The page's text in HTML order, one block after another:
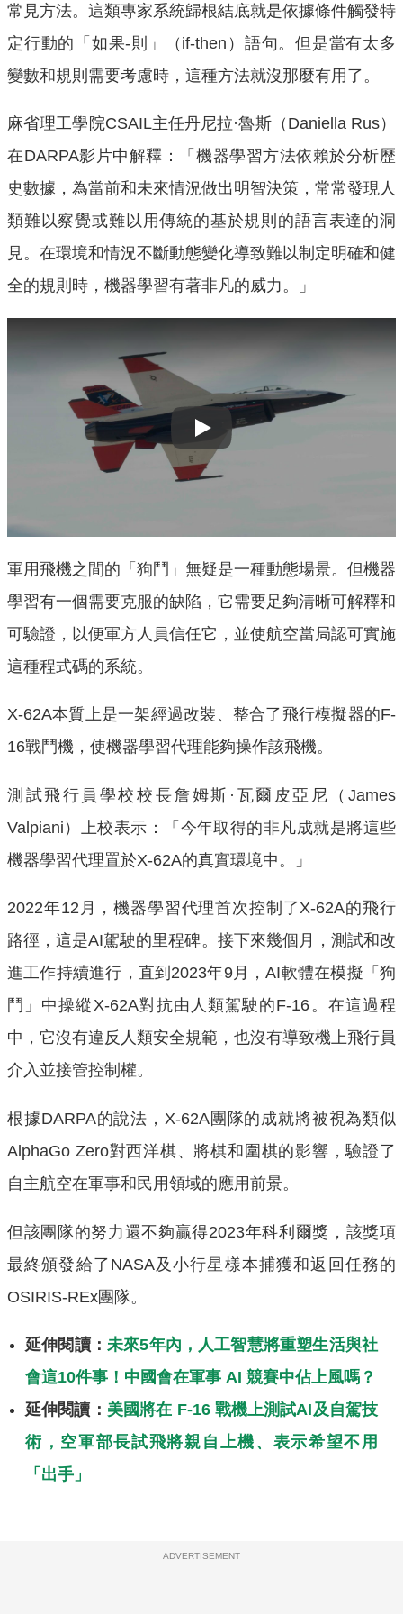
常見方法。這類專家系統歸根結底就是依據條件觸發特
定行動的「如果-則」（if-then）語句。但是當有太多
變數和規則需要考慮時，這種方法就沒那麼有用了。
麻省理工學院CSAIL主任丹尼拉·魯斯（Daniella Rus）
在DARPA影片中解釋：「機器學習方法依賴於分析歷
史數據，為當前和未來情況做出明智決策，常常發現人
類難以察覺或難以用傳統的基於規則的語言表達的洞
見。在環境和情況不斷動態變化導致難以制定明確和健
全的規則時，機器學習有著非凡的威力。」
Play
軍用飛機之間的「狗鬥」無疑是一種動態場景。但機器
學習有一個需要克服的缺陷，它需要足夠清晰可解釋和
可驗證，以便軍方人員信任它，並使航空當局認可實施
這種程式碼的系統。
X-62A本質上是一架經過改裝、整合了飛行模擬器的F-
16戰鬥機，使機器學習代理能夠操作該飛機。
測試飛行員學校校長詹姆斯·瓦爾皮亞尼（James
Valpiani）上校表示：「今年取得的非凡成就是將這些
機器學習代理置於X-62A的真實環境中。」
2022年12月，機器學習代理首次控制了X-62A的飛行
路徑，這是AI駕駛的里程碑。接下來幾個月，測試和改
進工作持續進行，直到2023年9月，AI軟體在模擬「狗
鬥」中操縱X-62A對抗由人類駕駛的F-16。在這過程
中，它沒有違反人類安全規範，也沒有導致機上飛行員
介入並接管控制權。
根據DARPA的說法，X-62A團隊的成就將被視為類似
AlphaGo Zero對西洋棋、將棋和圍棋的影響，驗證了
自主航空在軍事和民用領域的應用前景。
但該團隊的努力還不夠贏得2023年科利爾獎，該獎項
最終頒發給了NASA及小行星樣本捕獲和返回任務的
OSIRIS-REx團隊。
延伸閱讀： 未來5年內，人工智慧將重塑生活與社
會這10件事！中國會在軍事 AI 競賽中佔上風嗎？
延伸閱讀： 美國將在 F-16 戰機上測試AI及自駕技
術，空軍部長試飛將親自上機、表示希望不用
「出手」
ADVERTISEMENT